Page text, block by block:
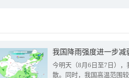
今明天（8月6日至7日）
散。同时，我国高温范围